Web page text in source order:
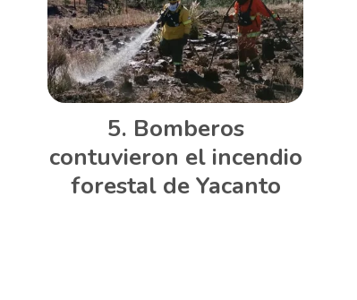
Bomberos
contuvieron el incendio
forestal de Yacanto